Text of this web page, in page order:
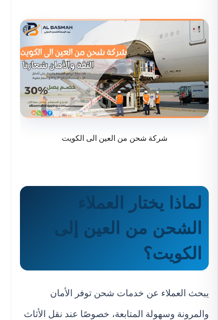
شركة شحن من العين الى الكويت
لماذا يختار العملاء
الشحن من العين إلى
الكويت؟
يبحث العملاء عن خدمات شحن توفر الأمان
والمرونة وسهولة المتابعة، خصوصًا عند نقل الأثاث